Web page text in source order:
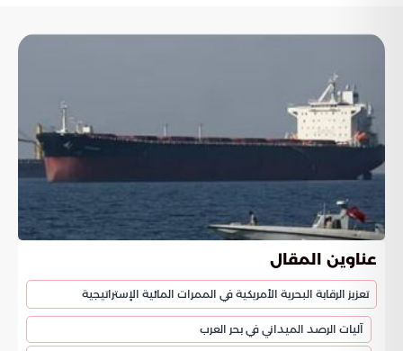
عناوين المقال
تعزيز الرقابة البحرية الأمريكية في الممرات المائية الإستراتيجية
آليات الرصد الميداني في بحر العرب